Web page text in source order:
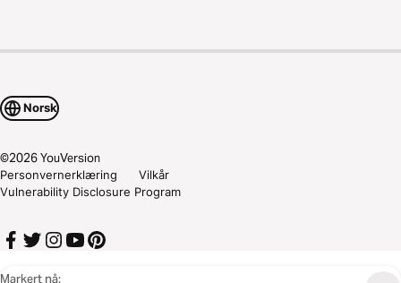
Markert nå:
Norsk
©2026YouVersion
Personvernerklæring
Vilkår
Vulnerability Disclosure Program